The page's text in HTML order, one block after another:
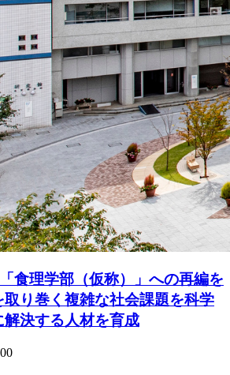
食理学部（仮称）」への再編を
り巻く複雑な社会課題を科学
解決する人材を育成